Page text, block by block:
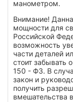
манометром.
Внимание!
мощности для
Российской
возможность
части деталей
стоит
150 - ФЗ. В
закон и
получить
вмешательства